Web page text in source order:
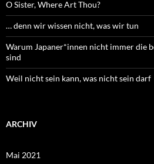
O Sister, Where Art Thou?
… denn wir wissen nicht, was wir tun
Warum Japaner*innen nicht immer die
sind
Weil nicht sein kann, was nicht sein darf
ARCHIV
Mai 2021